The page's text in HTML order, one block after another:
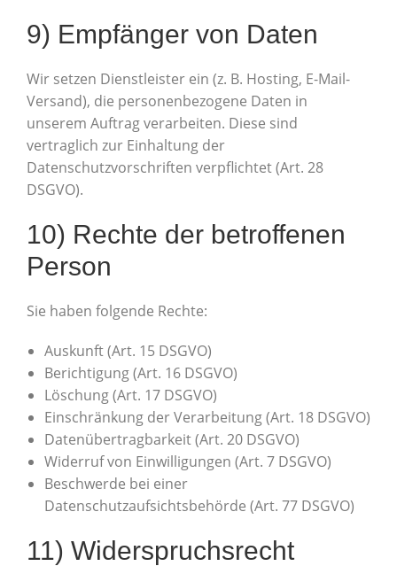
9) Empfänger von Daten
Wir setzen Dienstleister ein (z. B. Hosting, E-Mail-
Versand), die personenbezogene Daten in
unserem Auftrag verarbeiten. Diese sind
vertraglich zur Einhaltung der
Datenschutzvorschriften verpflichtet (Art. 28
DSGVO).
10) Rechte der betroffenen
Person
Sie haben folgende Rechte:
Auskunft (Art. 15 DSGVO)
Berichtigung (Art. 16 DSGVO)
Löschung (Art. 17 DSGVO)
Einschränkung der Verarbeitung (Art. 18 DSGVO)
Datenübertragbarkeit (Art. 20 DSGVO)
Widerruf von Einwilligungen (Art. 7 DSGVO)
Beschwerde bei einer
Datenschutzaufsichtsbehörde (Art. 77 DSGVO)
11) Widerspruchsrecht